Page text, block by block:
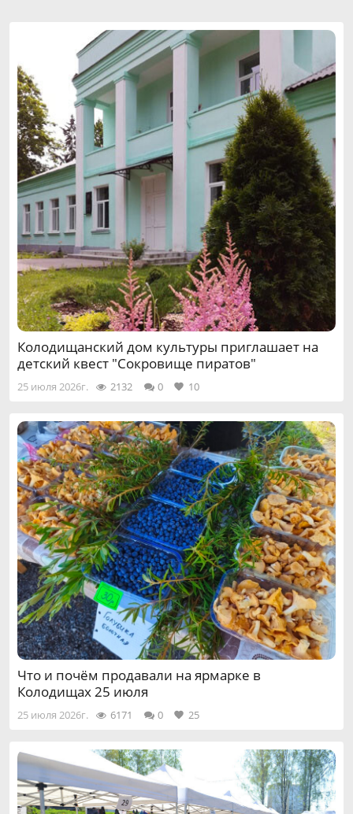
Колодищанский дом культуры приглашает на
детский квест "Сокровище пиратов"
25 июля 2026г. 2132 0 10
Что и почём продавали на ярмарке в
Колодищах 25 июля
25 июля 2026г. 6171 0 25